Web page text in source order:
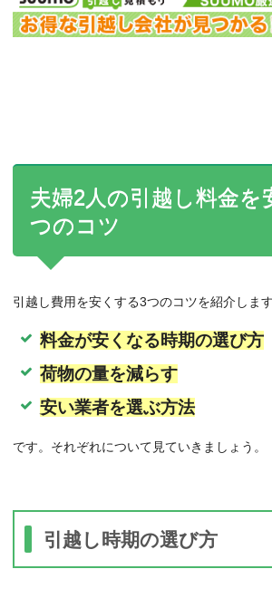
夫婦2人の引越し料金を
つのコツ
引越し費用を安くする3つのコツを紹介しま
料金が安くなる時期の選び方
荷物の量を減らす
安い業者を選ぶ方法
です。それぞれについて見ていきましょう。
引越し時期の選び方